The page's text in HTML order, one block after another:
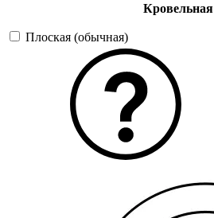
Кровельная
Плоская (обычная)